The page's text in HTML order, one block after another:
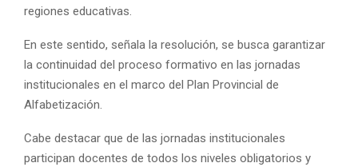
regiones educativas.
En este sentido, señala la resolución, se busca garantizar
la continuidad del proceso formativo en las jornadas
institucionales en el marco del Plan Provincial de
Alfabetización.
Cabe destacar que de las jornadas institucionales
participan docentes de todos los niveles obligatorios y